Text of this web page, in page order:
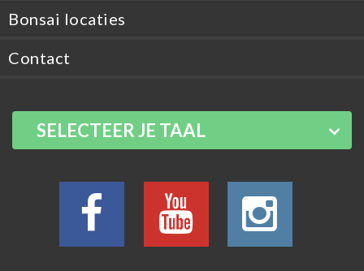
Bonsai locaties
Contact
SELECTEER JE TAAL